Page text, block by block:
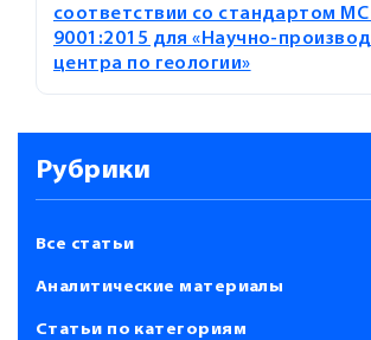
соответствии со стандартом МС
9001:2015 для «Научно-
центра по геологии»
Рубрики
Все статьи
Аналитические материалы
Статьи по категориям